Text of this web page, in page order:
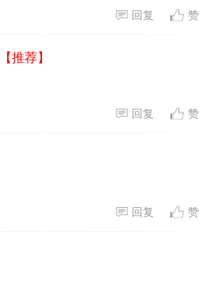
回复 赞
【推荐】
回复 赞
回复 赞